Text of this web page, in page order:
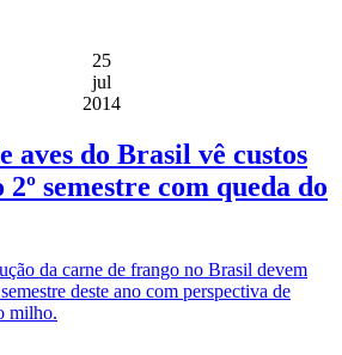
25
jul
2014
aves do Brasil vê custos
2º semestre com queda do
da carne de frango no Brasil devem
deste ano com perspectiva de
milho.